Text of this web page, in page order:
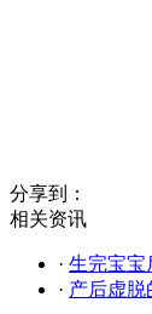
分享到：
相关资讯
· 生完宝宝
· 产后虚脱